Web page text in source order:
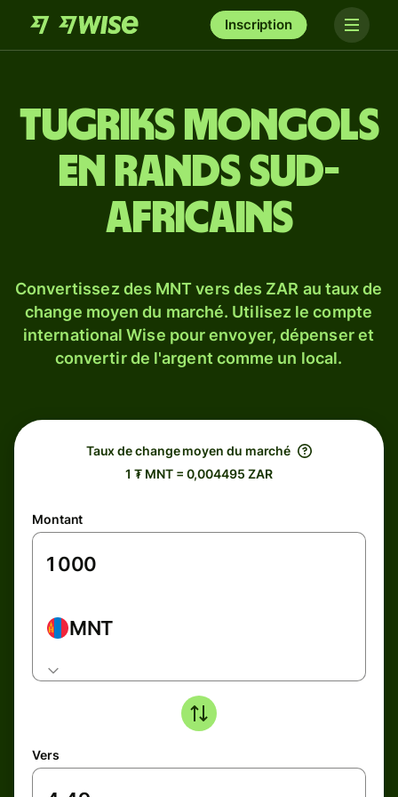
Inscription
Tugriks mongols
en rands sud-
africains
Convertissez des MNT vers des ZAR au taux de
change moyen du marché. Utilisez le compte
international Wise pour envoyer, dépenser et
convertir de l'argent comme un local.
Taux de change moyen du marché
1 ₮ MNT = 0,004495 ZAR
Montant
MNT
Vers